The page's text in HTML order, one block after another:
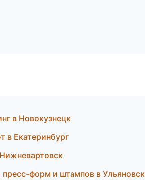
в Новокузнецк
в Екатеринбург
форм и штампов в Ульяновск